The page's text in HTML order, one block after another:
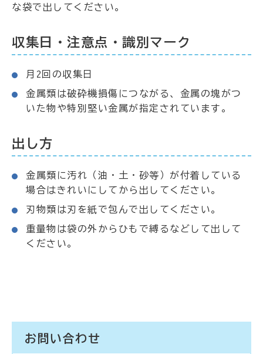
な袋で出してください。
収集日・注意点・識別マーク
月2回の収集日
金属類は破砕機損傷につながる、金属の塊がつ
いた物や特別堅い金属が指定されています。
出し方
金属類に汚れ（油・土・砂等）が付着している
場合はきれいにしてから出してください。
刃物類は刃を紙で包んで出してください。
重量物は袋の外からひもで縛るなどして出して
ください。
お問い合わせ